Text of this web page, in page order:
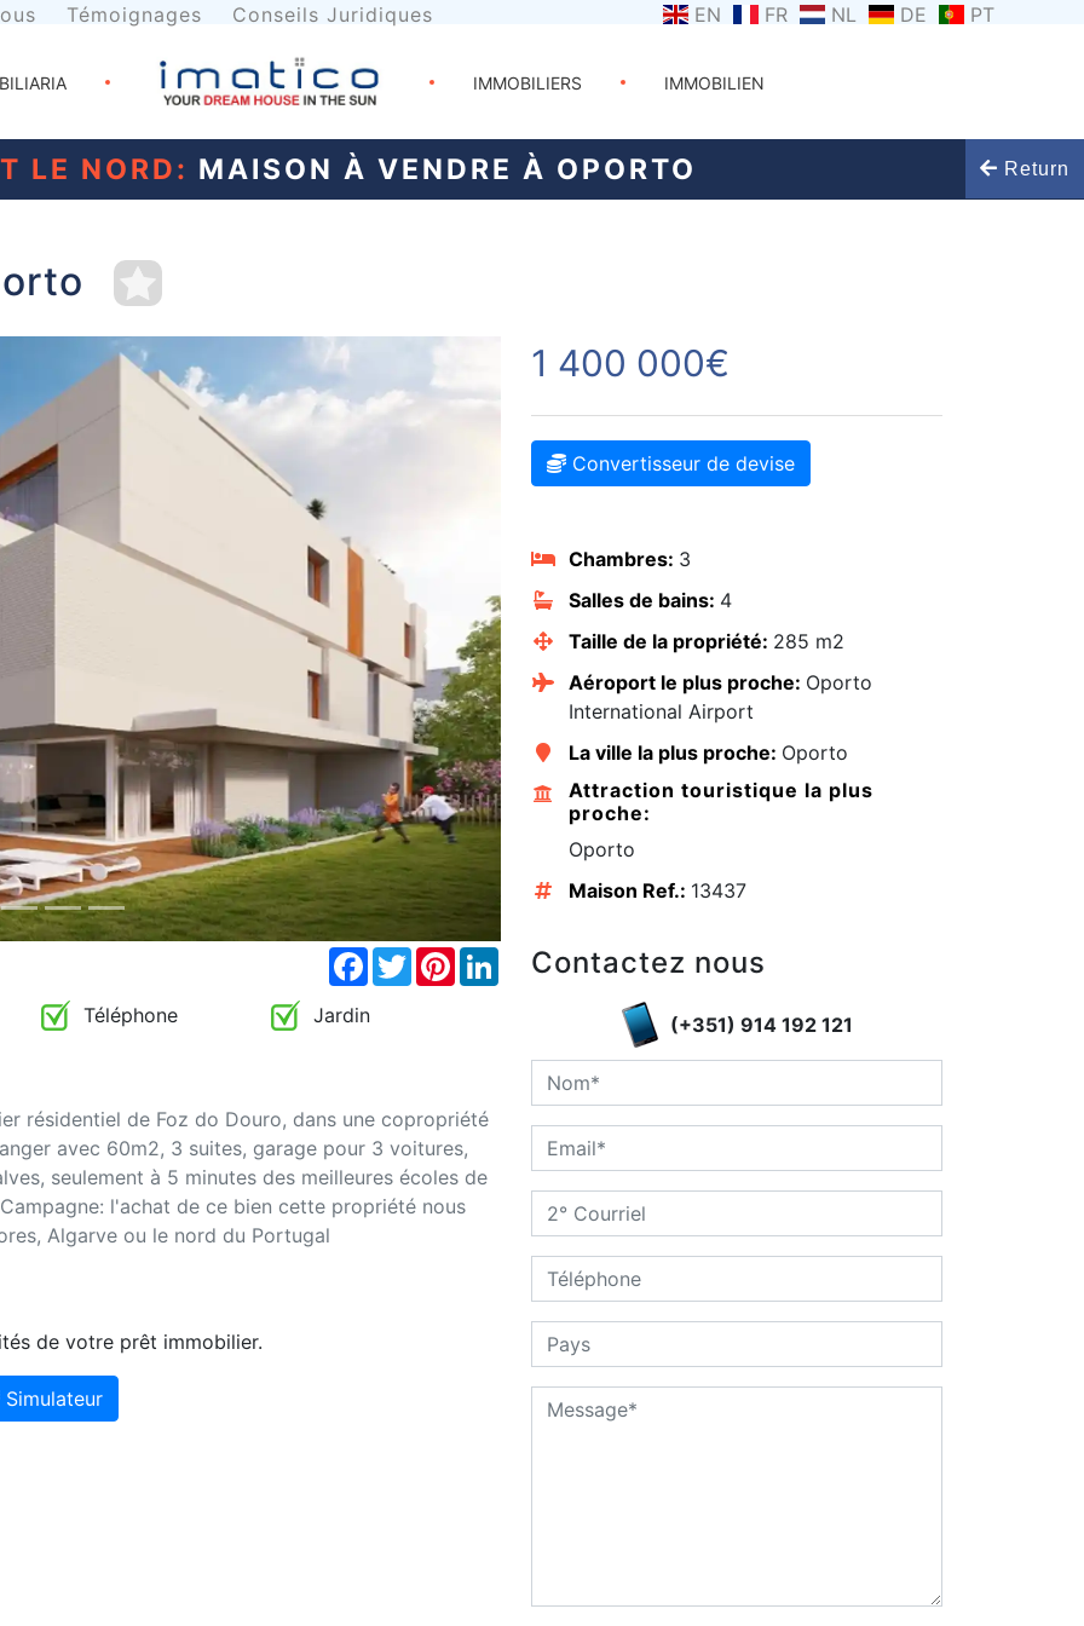
Témoignages Conseils Juridiques EN FR NL DE PT
IMMOBILIERS IMMOBILIEN
LE NORD: MAISON À VENDRE À OPORTO Return
Next
Facebook
TwitterPinterestLinkedIn
Téléphone
Jardin
résidentiel de Foz do Douro, dans une copropriété
avec 60m2, 3 suites, garage pour 3 voitures,
seulement à 5 minutes des meilleures écoles de
l'achat de ce bien cette propriété nous
Algarve ou le nord du Portugal
de votre prêt immobilier.
Simulateur
1 400 000€
Convertisseur de devise
Chambres: 3
Salles de bains: 4
Taille de la propriété: 285 m2
Aéroport le plus proche: Oporto
International Airport
La ville la plus proche: Oporto
Attraction touristique la plus
proche:
Oporto
Maison Ref.: 13437
Contactez nous
(+351) 914 192 121